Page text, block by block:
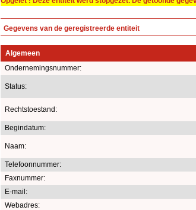
Gegevens van de geregistreerde entiteit
Algemeen
Ondernemingsnummer:
Status:
Rechtstoestand:
Begindatum:
Naam:
Telefoonnummer:
Faxnummer:
E-mail:
Webadres: